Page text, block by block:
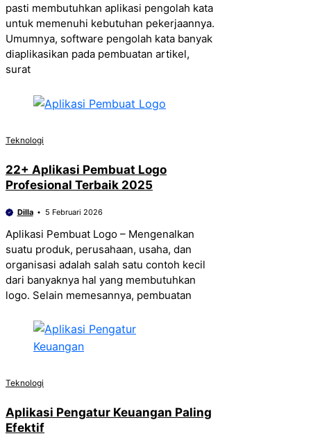
pasti membutuhkan aplikasi pengolah kata
untuk memenuhi kebutuhan pekerjaannya.
Umumnya, software pengolah kata banyak
diaplikasikan pada pembuatan artikel,
surat
Teknologi
22+ Aplikasi Pembuat Logo
Profesional Terbaik 2025
Dilla 5 Februari 2026
Aplikasi Pembuat Logo – Mengenalkan
suatu produk, perusahaan, usaha, dan
organisasi adalah salah satu contoh kecil
dari banyaknya hal yang membutuhkan
logo. Selain memesannya, pembuatan
Teknologi
Aplikasi Pengatur Keuangan Paling
Efektif